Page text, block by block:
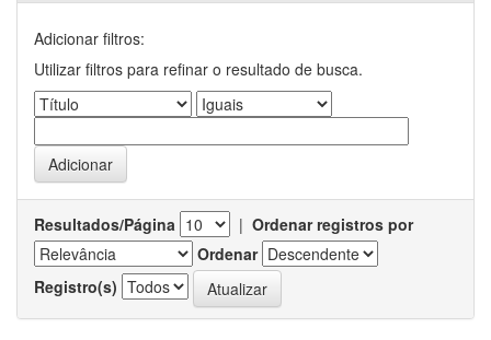
Adicionar filtros:
Utilizar filtros para refinar o resultado de busca.
Resultados/Página | Ordenar registros por
Ordenar
Registro(s)